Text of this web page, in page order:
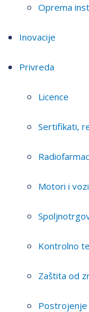
Oprema
Inovacije
Privreda
Licence
Sertifikati,
Motori i
Kontrolno
Zaštita od
Postrojenje